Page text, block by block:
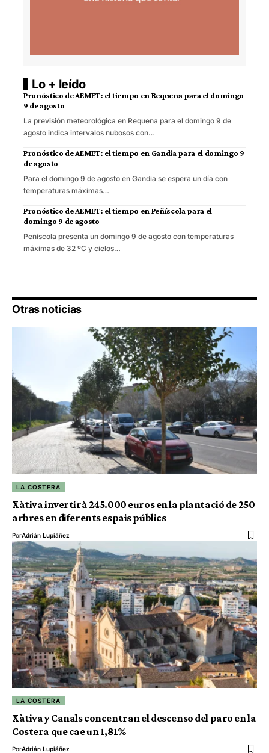
Lo + leído
Pronóstico de AEMET: el tiempo en Requena para el domingo
9 de agosto
La previsión meteorológica en Requena para el domingo 9 de
agosto indica intervalos nubosos con…
Pronóstico de AEMET: el tiempo en Gandia para el domingo 9
de agosto
Para el domingo 9 de agosto en Gandia se espera un día con
temperaturas máximas…
Pronóstico de AEMET: el tiempo en Peñíscola para el
domingo 9 de agosto
Peñíscola presenta un domingo 9 de agosto con temperaturas
máximas de 32 ºC y cielos…
Otras noticias
LA COSTERA
Xàtiva invertirà 245.000 euros en la plantació de 250
arbres en diferents espais públics
PorAdrián Lupiáñez
LA COSTERA
Xàtiva y Canals concentran el descenso del paro en la
Costera que cae un 1,81%
PorAdrián Lupiáñez